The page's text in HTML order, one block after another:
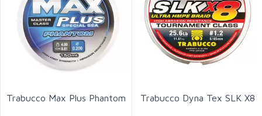
Trabucco Max Plus Phantom Trabucco Dyna Tex SLK X8